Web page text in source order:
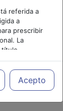
referida a
a
prescribir
La
título
los
y decidir, en
a lasAcepto